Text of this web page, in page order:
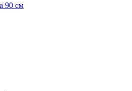
90 см